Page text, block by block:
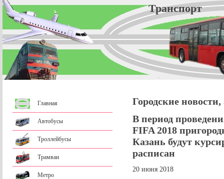
Главная
Автобусы
Троллейбусы
Трамваи
Метро
Городские
В период
FIFA 2018
Казань будут
расписан
20 июня 2018